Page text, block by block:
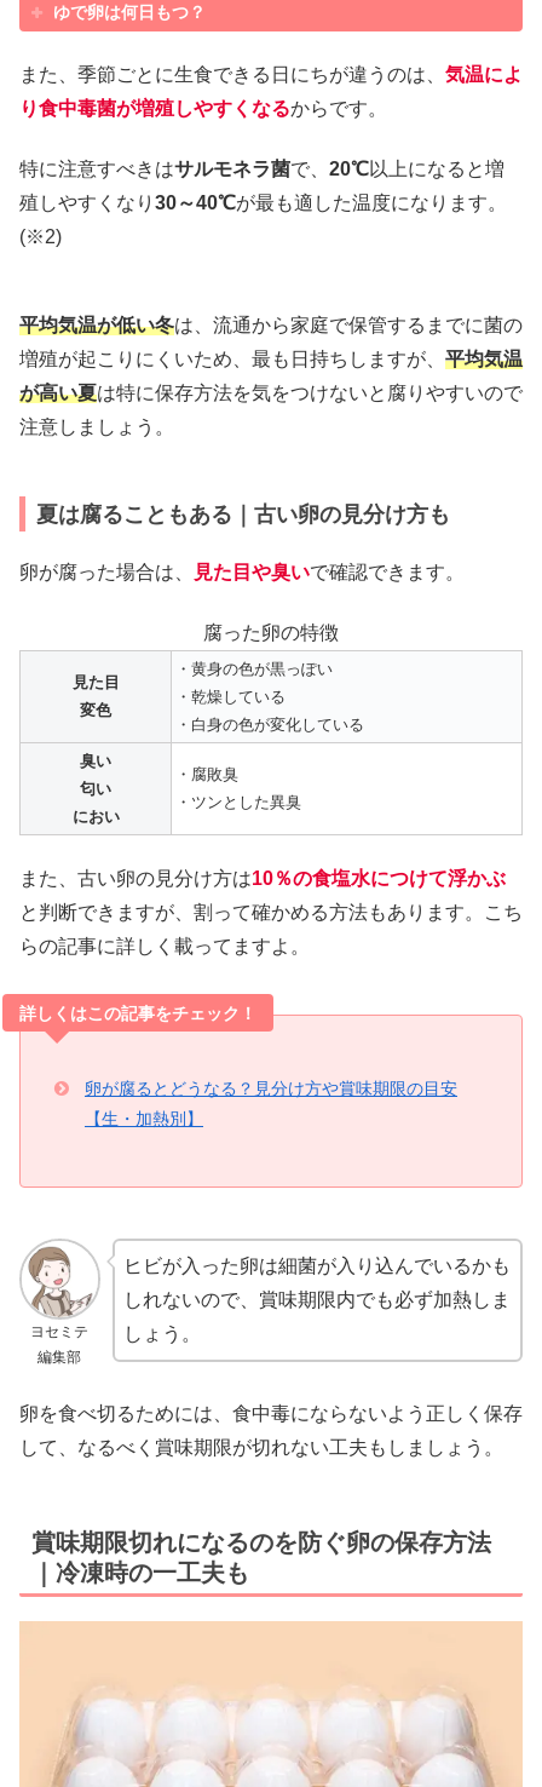
ゆで卵は何日もつ？
また、季節ごとに生食できる日にちが違うのは、 気温によ
り食中毒菌が増殖しやすくなるからです。
特に注意すべきはサルモネラ菌で、 20℃以上になると増
殖しやすくなり 30～40℃が最も適した温度になります。
(※2)
平均気温が低い冬は、流通から家庭で保管するまでに菌の
増殖が起こりにくいため、最も日持ちしますが、 平均気温
が高い夏は特に保存方法を気をつけないと腐りやすいので
注意しましょう。
夏は腐ることもある｜古い卵の見分け方も
卵が腐った場合は、 見た目や臭いで確認できます。
腐った卵の特徴
見た目
変色
・黄身の色が黒っぽい
・乾燥している
・白身の色が変化している
臭い
匂い
におい
・腐敗臭
・ツンとした異臭
また、古い卵の見分け方は10％の食塩水につけて浮かぶ
と判断できますが、割って確かめる方法もあります。こち
らの記事に詳しく載ってますよ。
詳しくはこの記事をチェック！
卵が腐るとどうなる？見分け方や賞味期限の目安
【生・加熱別】
ヨセミテ
編集部
ヒビが入った卵は細菌が入り込んでいるかも
しれないので、賞味期限内でも必ず加熱しま
しょう。
卵を食べ切るためには、食中毒にならないよう正しく保存
して、なるべく賞味期限が切れない工夫もしましょう。
賞味期限切れになるのを防ぐ卵の保存方法
｜冷凍時の一工夫も